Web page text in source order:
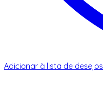
Adicionar à lista de desejos